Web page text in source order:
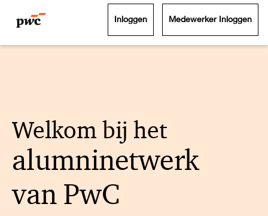
Inloggen Medewerker Inloggen
Welkom bij het
alumninetwerk
van PwC